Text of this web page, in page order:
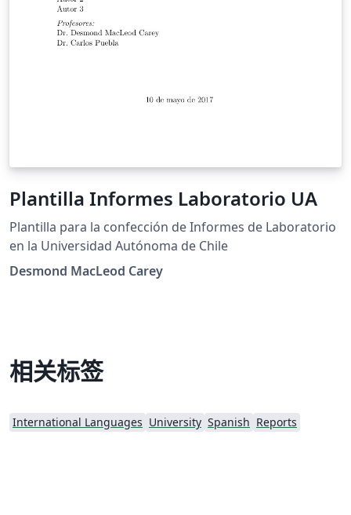
Plantilla Informes Laboratorio UA
Plantilla para la confección de Informes de Laboratorio
en la Universidad Autónoma de Chile
Desmond MacLeod Carey
相关标签
International Languages University Spanish Reports